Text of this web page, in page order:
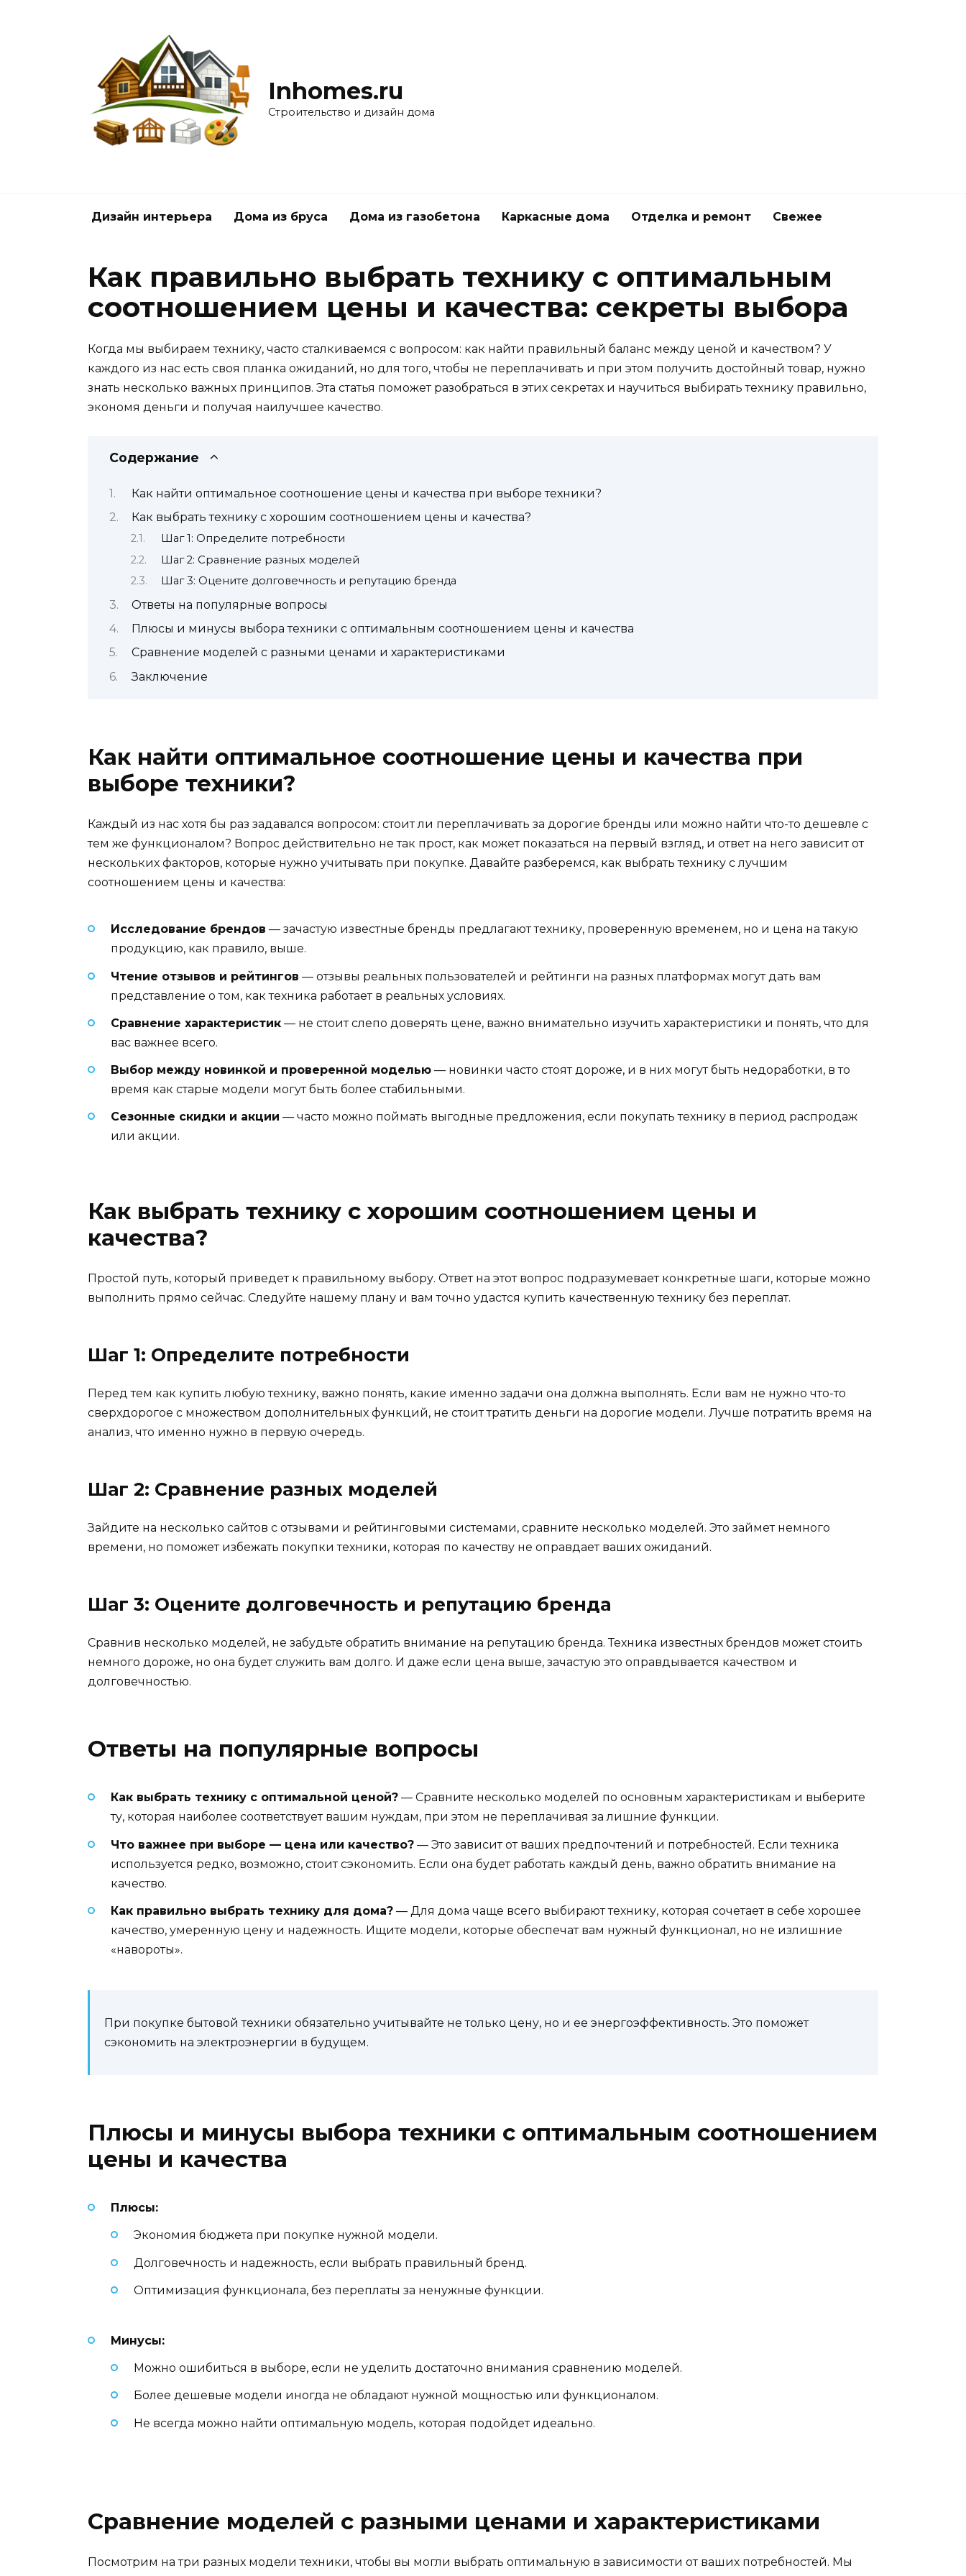
Inhomes.ru
Строительство и дизайн дома
Дизайн интерьера Дома из бруса Дома из газобетона Каркасные дома Отделка и ремонт Свежее
Как правильно выбрать технику с оптимальным
соотношением цены и качества: секреты выбора
Когда мы выбираем технику, часто сталкиваемся с вопросом: как найти правильный баланс между ценой и качеством? У
каждого из нас есть своя планка ожиданий, но для того, чтобы не переплачивать и при этом получить достойный товар, нужно
знать несколько важных принципов. Эта статья поможет разобраться в этих секретах и научиться выбирать технику правильно,
экономя деньги и получая наилучшее качество.
Содержание
Как найти оптимальное соотношение цены и качества при выборе техники?
Как выбрать технику с хорошим соотношением цены и качества?
Шаг 1: Определите потребности
Шаг 2: Сравнение разных моделей
Шаг 3: Оцените долговечность и репутацию бренда
Ответы на популярные вопросы
Плюсы и минусы выбора техники с оптимальным соотношением цены и качества
Сравнение моделей с разными ценами и характеристиками
Заключение
Как найти оптимальное соотношение цены и качества при
выборе техники?
Каждый из нас хотя бы раз задавался вопросом: стоит ли переплачивать за дорогие бренды или можно найти что-то дешевле с
тем же функционалом? Вопрос действительно не так прост, как может показаться на первый взгляд, и ответ на него зависит от
нескольких факторов, которые нужно учитывать при покупке. Давайте разберемся, как выбрать технику с лучшим
соотношением цены и качества:
Исследование брендов — зачастую известные бренды предлагают технику, проверенную временем, но и цена на такую
продукцию, как правило, выше.
Чтение отзывов и рейтингов — отзывы реальных пользователей и рейтинги на разных платформах могут дать вам
представление о том, как техника работает в реальных условиях.
Сравнение характеристик — не стоит слепо доверять цене, важно внимательно изучить характеристики и понять, что для
вас важнее всего.
Выбор между новинкой и проверенной моделью — новинки часто стоят дороже, и в них могут быть недоработки, в то
время как старые модели могут быть более стабильными.
Сезонные скидки и акции — часто можно поймать выгодные предложения, если покупать технику в период распродаж
или акции.
Как выбрать технику с хорошим соотношением цены и
качества?
Простой путь, который приведет к правильному выбору. Ответ на этот вопрос подразумевает конкретные шаги, которые можно
выполнить прямо сейчас. Следуйте нашему плану и вам точно удастся купить качественную технику без переплат.
Шаг 1: Определите потребности
Перед тем как купить любую технику, важно понять, какие именно задачи она должна выполнять. Если вам не нужно что-то
сверхдорогое с множеством дополнительных функций, не стоит тратить деньги на дорогие модели. Лучше потратить время на
анализ, что именно нужно в первую очередь.
Шаг 2: Сравнение разных моделей
Зайдите на несколько сайтов с отзывами и рейтинговыми системами, сравните несколько моделей. Это займет немного
времени, но поможет избежать покупки техники, которая по качеству не оправдает ваших ожиданий.
Шаг 3: Оцените долговечность и репутацию бренда
Сравнив несколько моделей, не забудьте обратить внимание на репутацию бренда. Техника известных брендов может стоить
немного дороже, но она будет служить вам долго. И даже если цена выше, зачастую это оправдывается качеством и
долговечностью.
Ответы на популярные вопросы
Как выбрать технику с оптимальной ценой? — Сравните несколько моделей по основным характеристикам и выберите
ту, которая наиболее соответствует вашим нуждам, при этом не переплачивая за лишние функции.
Что важнее при выборе — цена или качество? — Это зависит от ваших предпочтений и потребностей. Если техника
используется редко, возможно, стоит сэкономить. Если она будет работать каждый день, важно обратить внимание на
качество.
Как правильно выбрать технику для дома? — Для дома чаще всего выбирают технику, которая сочетает в себе хорошее
качество, умеренную цену и надежность. Ищите модели, которые обеспечат вам нужный функционал, но не излишние
«навороты».
При покупке бытовой техники обязательно учитывайте не только цену, но и ее энергоэффективность. Это поможет
сэкономить на электроэнергии в будущем.
Плюсы и минусы выбора техники с оптимальным соотношением
цены и качества
Плюсы:
Экономия бюджета при покупке нужной модели.
Долговечность и надежность, если выбрать правильный бренд.
Оптимизация функционала, без переплаты за ненужные функции.
Минусы:
Можно ошибиться в выборе, если не уделить достаточно внимания сравнению моделей.
Более дешевые модели иногда не обладают нужной мощностью или функционалом.
Не всегда можно найти оптимальную модель, которая подойдет идеально.
Сравнение моделей с разными ценами и характеристиками
Посмотрим на три разных модели техники, чтобы вы могли выбрать оптимальную в зависимости от ваших потребностей. Мы